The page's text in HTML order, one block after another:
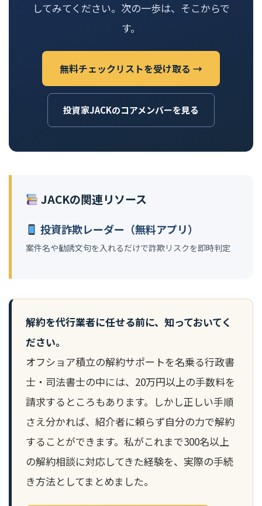
してみてください。次の一歩は、そこからで
す。
無料チェックリストを受け取る →
投資家JACKのコアメンバーを見る
JACKの関連リソース
投資詐欺レーダー（無料アプリ）
案件名や勧誘文句を入れるだけで詐欺リスクを即時判定
解約を代行業者に任せる前に、知っておいてく
ださい。
オフショア積立の解約サポートを名乗る行政書
士・司法書士の中には、20万円以上の手数料を
請求するところもあります。しかし正しい手順
さえ分かれば、紹介者に頼らず自分の力で解約
することができます。私がこれまで300名以上
の解約相談に対応してきた経験を、実際の手続
き方法としてまとめました。